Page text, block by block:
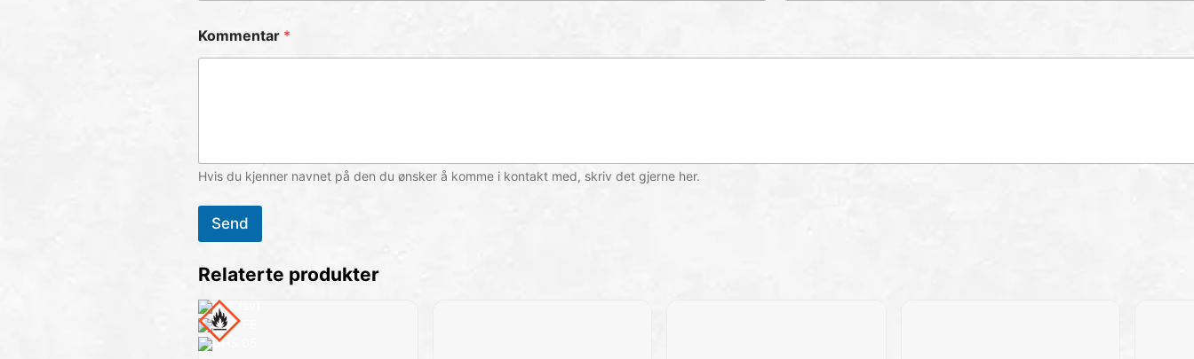
Kommentar *
Hvis du kjenner navnet på den du ønsker å komme i kontakt med, skriv det gjerne her.
Send
Relaterte produkter